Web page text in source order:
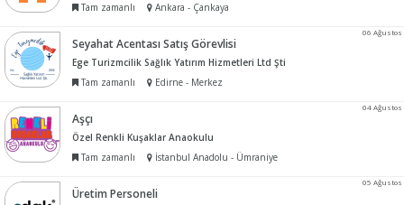
Tam zamanlı
Ankara - Çankaya
06 Ağustos
Seyahat Acentası Satış Görevlisi
Ege Turizmcilik Sağlık Yatırım Hizmetleri Ltd Şti
Tam zamanlı
Edirne - Merkez
04 Ağustos
Aşçı
Özel Renkli Kuşaklar Anaokulu
Tam zamanlı
İstanbul Anadolu - Ümraniye
05 Ağustos
Üretim Personeli